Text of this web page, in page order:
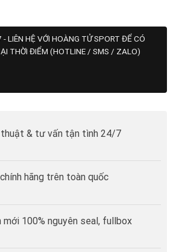
LIÊN HỆ VỚI HOÀNG TỬ SPORT ĐỂ CÓ
THỜI ĐIỂM (HOTLINE / SMS / ZALO)
thuật & tư vấn tận tình 24/7
hãng trên toàn quốc
mới 100% nguyên seal, fullbox